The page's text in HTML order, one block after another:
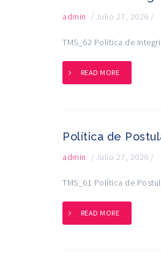
admin / Julio 27, 2026 /
TMS_62 Politica de
READ MORE
Política de
admin / Julio 27, 2026 /
TMS_61 Política de
READ MORE